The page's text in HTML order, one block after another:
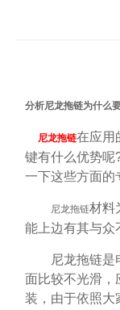
分析尼龙拖链为什么
尼龙拖链在应用
键有什么优势呢
一下这些方面的
尼龙拖链材料
能上边有其与众
尼龙拖链是电
面比较不光滑，
装，由于依照